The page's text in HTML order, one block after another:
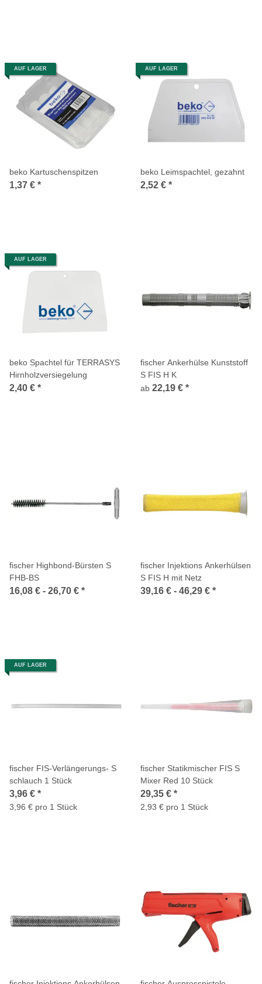
AUF LAGER
beko Kartuschenspitzen
1,37 € *
AUF LAGER
beko Leimspachtel, gezahnt
2,52 € *
AUF LAGER
beko Spachtel für TERRASYS
Hirnholzversiegelung
2,40 € *
fischer Ankerhülse Kunststoff
S FIS H K
ab 22,19 € *
fischer Highbond-Bürsten S
FHB-BS
16,08 € - 26,70 € *
fischer Injektions Ankerhülsen
S FIS H mit Netz
39,16 € - 46,29 € *
AUF LAGER
fischer FIS-Verlängerungs- S
schlauch 1 Stück
3,96 € *
3,96 € pro 1 Stück
fischer Statikmischer FIS S
Mixer Red 10 Stück
29,35 € *
2,93 € pro 1 Stück